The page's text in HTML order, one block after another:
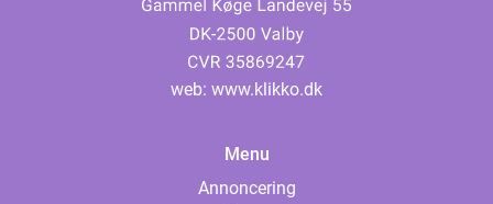
web: www.klikko.dk
Menu
Annoncering